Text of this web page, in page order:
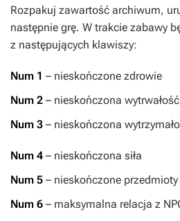
Rozpakuj zawartość archiwum,
następnie grę. W trakcie zabawy
z następujących klawiszy:
Num 1 – nieskończone zdrowie
Num 2 – nieskończona wytrwałość
Num 3 – nieskończona
Num 4 – nieskończona siła
Num 5 – nieskończone przedmioty
Num 6 – maksymalna relacja z